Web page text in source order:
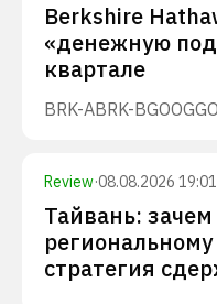
Berkshire
«денежную
квартале
BRK-ABRK-BGOOG
Review·08.08.2026 19:01
Тайвань:
стратегия